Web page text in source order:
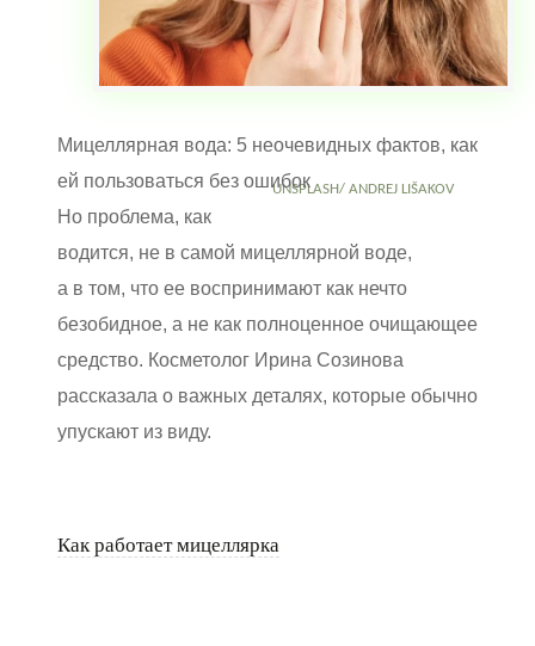
Мицеллярная вода: 5 неочевидных фактов, как
ей пользоваться без ошибокUNSPLASH/ ANDREJ LIŠAKOV
Но проблема, как
водится, не в самой мицеллярной воде,
а в том, что ее воспринимают как нечто
безобидное, а не как полноценное очищающее
средство. Косметолог Ирина Созинова
рассказала о важных деталях, которые обычно
упускают из виду.
Как работает мицеллярка